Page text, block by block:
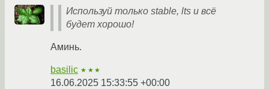
Используй только stable, lts и всё
будет хорошо!
Аминь.
basilic ★★★
16.06.2025 15:33:55 +00:00